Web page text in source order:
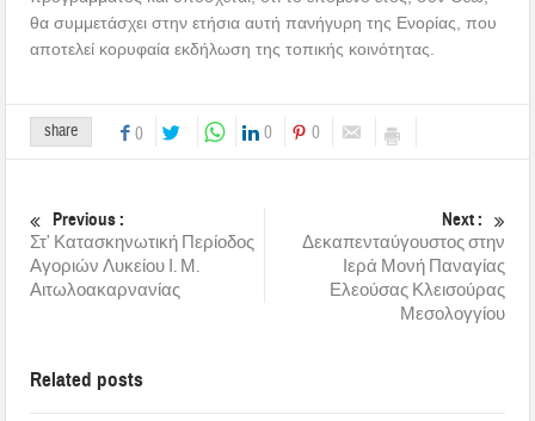
θα συμμετάσχει στην ετήσια αυτή πανήγυρη της Ενορίας, που
αποτελεί κορυφαία εκδήλωση της τοπικής κοινότητας.
share 0 0 0
Previous :
Στ’ Κατασκηνωτική Περίοδος
Αγοριών Λυκείου Ι. Μ.
Αιτωλοακαρνανίας
Next :
Δεκαπενταύγουστος στην
Ιερά Μονή Παναγίας
Ελεούσας Κλεισούρας
Μεσολογγίου
Related posts